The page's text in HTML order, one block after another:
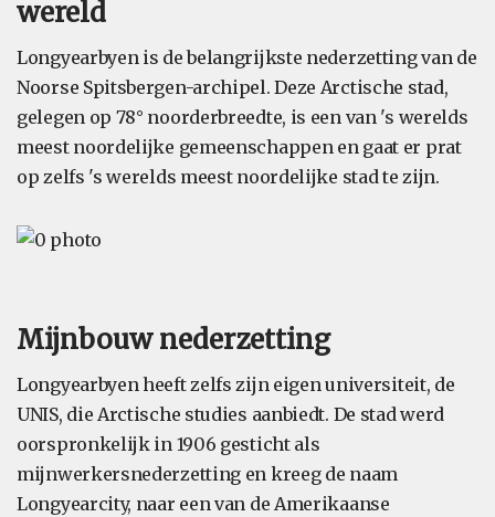
wereld
Longyearbyen is de belangrijkste nederzetting van de
Noorse Spitsbergen-archipel. Deze Arctische stad,
gelegen op 78° noorderbreedte, is een van 's werelds
meest noordelijke gemeenschappen en gaat er prat
op zelfs 's werelds meest noordelijke stad te zijn.
Mijnbouw nederzetting
Longyearbyen heeft zelfs zijn eigen universiteit, de
UNIS, die Arctische studies aanbiedt. De stad werd
oorspronkelijk in 1906 gesticht als
mijnwerkersnederzetting en kreeg de naam
Longyearcity, naar een van de Amerikaanse